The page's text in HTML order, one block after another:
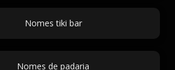
Nomes tiki bar
Nomes de padaria